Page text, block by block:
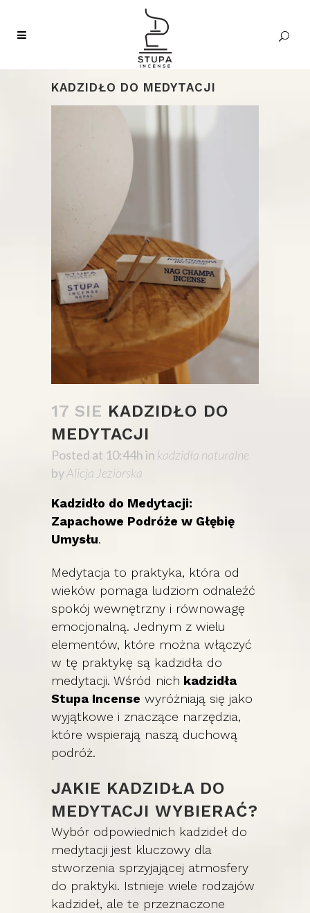
KADZIDŁO DO MEDYTACJI
17 SIE KADZIDŁO DO
MEDYTACJI
Posted at 10:44hin kadzidła naturalne
byAlicja Jeziorska
Kadzidło do Medytacji:
Zapachowe Podróże w Głębię
Umysłu.
Medytacja to praktyka, która od
wieków pomaga ludziom odnaleźć
spokój wewnętrzny i równowagę
emocjonalną. Jednym z wielu
elementów, które można włączyć
w tę praktykę są kadzidła do
medytacji. Wśród nich kadzidła
Stupa Incense wyróżniają się jako
wyjątkowe i znaczące narzędzia,
które wspierają naszą duchową
podróż.
JAKIE KADZIDŁA DO
MEDYTACJI WYBIERAĆ?
Wybór odpowiednich kadzideł do
medytacji jest kluczowy dla
stworzenia sprzyjającej atmosfery
do praktyki. Istnieje wiele rodzajów
kadzideł, ale te przeznaczone